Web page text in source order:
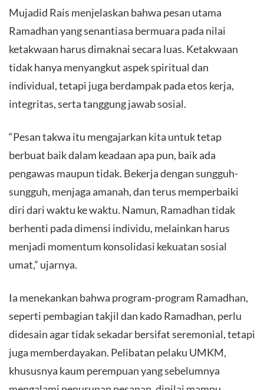
​Mujadid Rais menjelaskan bahwa pesan utama
Ramadhan yang senantiasa bermuara pada nilai
ketakwaan harus dimaknai secara luas. Ketakwaan
tidak hanya menyangkut aspek spiritual dan
individual, tetapi juga berdampak pada etos kerja,
integritas, serta tanggung jawab sosial.
​“Pesan takwa itu mengajarkan kita untuk tetap
berbuat baik dalam keadaan apa pun, baik ada
pengawas maupun tidak. Bekerja dengan sungguh-
sungguh, menjaga amanah, dan terus memperbaiki
diri dari waktu ke waktu. Namun, Ramadhan tidak
berhenti pada dimensi individu, melainkan harus
menjadi momentum konsolidasi kekuatan sosial
umat,” ujarnya.
​Ia menekankan bahwa program-program Ramadhan,
seperti pembagian takjil dan kado Ramadhan, perlu
didesain agar tidak sekadar bersifat seremonial, tetapi
juga memberdayakan. Pelibatan pelaku UMKM,
khususnya kaum perempuan yang sebelumnya